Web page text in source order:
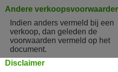
Andere
Indien anders vermeld bij een
verkoop, dan geleden de
voorwaarden vermeld op het
document.
Disclaimer